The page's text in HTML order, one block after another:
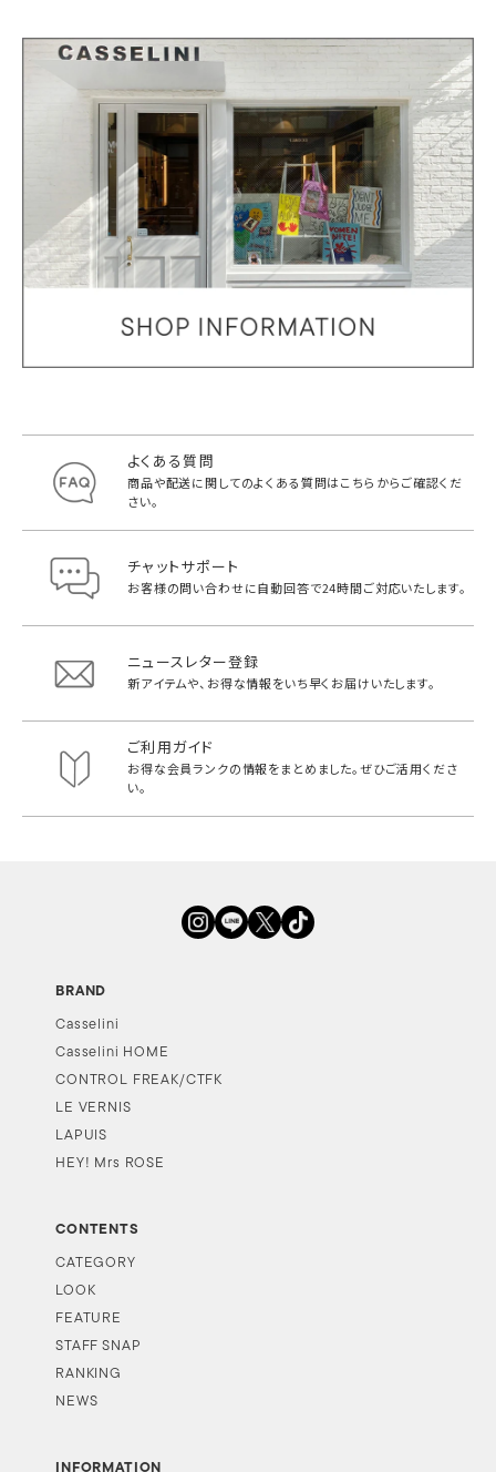
よくある質問
商品や配送に関してのよくある質問はこちらからご確認くだ
さい。
チャットサポート
お客様の問い合わせに自動回答で24時間ご対応いたします。
ニュースレター登録
新アイテムや、お得な情報をいち早く お届けいたします。
ご利用ガイド
お得な会員ランクの情報をまとめました。ぜひご活用くださ
い。
BRAND
Casselini
Casselini HOME
CONTROL FREAK/CTFK
LE VERNIS
LAPUIS
HEY! Mrs ROSE
CONTENTS
CATEGORY
LOOK
FEATURE
STAFF SNAP
RANKING
NEWS
INFORMATION